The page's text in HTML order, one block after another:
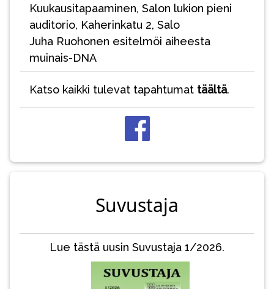
Kuukausitapaaminen, Salon lukion pieni
auditorio, Kaherinkatu 2, Salo
Juha Ruohonen esitelmöi aiheesta
muinais-DNA
Katso kaikki tulevat tapahtumat täältä.
Suvustaja
Lue tästä uusin Suvustaja 1/2026.